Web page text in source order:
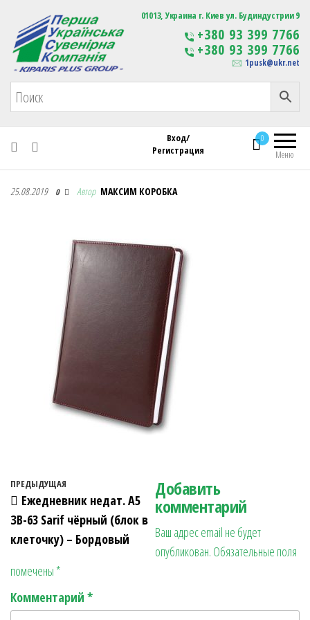
Первая Украинская Сувенирная Компания Изготовление
сувенирной продукции
с логотипом
01013, Украина г. Киев ул. Будиндустрии 9
+380 93 399 7766
+380 93 399 7766
1pusk@ukr.net
Меню
0
Вход/
Регистрация
Первая Украинская Сувенирная Компания
25.08.2019 0 Автор МАКСИМ КОРОБКА
Навигация по записям
Предыдущая запись
ПРЕДЫДУЩАЯ
Ежедневник недат. А5
ЗВ-63 Sarif чёрный (блок в
клеточку) – Бордовый
Добавить
комментарий
Ваш адрес email не будет
опубликован. Обязательные поля
помечены *
Комментарий *